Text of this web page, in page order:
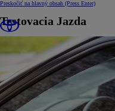
Preskočiť na hlavný obsah (Press Enter)
Testovacia Jazda